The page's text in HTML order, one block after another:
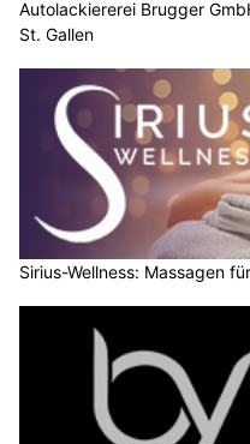
Autolackiererei Brugger
St. Gallen
Sirius-Wellness: Massagen